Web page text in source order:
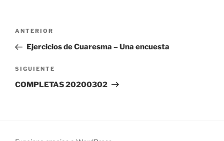
Navegación
entradas
Entrada
anterior:
ANTERIOR
Ejercicios de Cuaresma – Una encuesta
Siguiente
entrada
SIGUIENTE
COMPLETAS 20200302